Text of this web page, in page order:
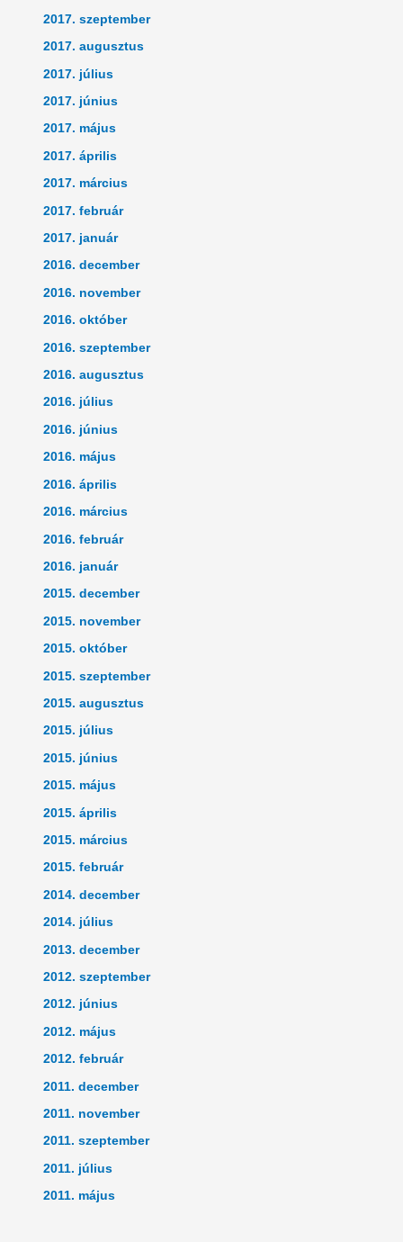
2017. szeptember
2017. augusztus
2017. július
2017. június
2017. május
2017. április
2017. március
2017. február
2017. január
2016. december
2016. november
2016. október
2016. szeptember
2016. augusztus
2016. július
2016. június
2016. május
2016. április
2016. március
2016. február
2016. január
2015. december
2015. november
2015. október
2015. szeptember
2015. augusztus
2015. július
2015. június
2015. május
2015. április
2015. március
2015. február
2014. december
2014. július
2013. december
2012. szeptember
2012. június
2012. május
2012. február
2011. december
2011. november
2011. szeptember
2011. július
2011. május